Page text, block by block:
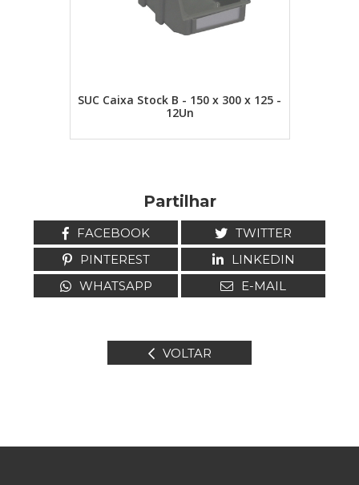
SUC Caixa Stock B - 150 x 300 x 125 -
12Un
Partilhar
FACEBOOK
TWITTER
PINTEREST
LINKEDIN
WHATSAPP
E-MAIL
VOLTAR